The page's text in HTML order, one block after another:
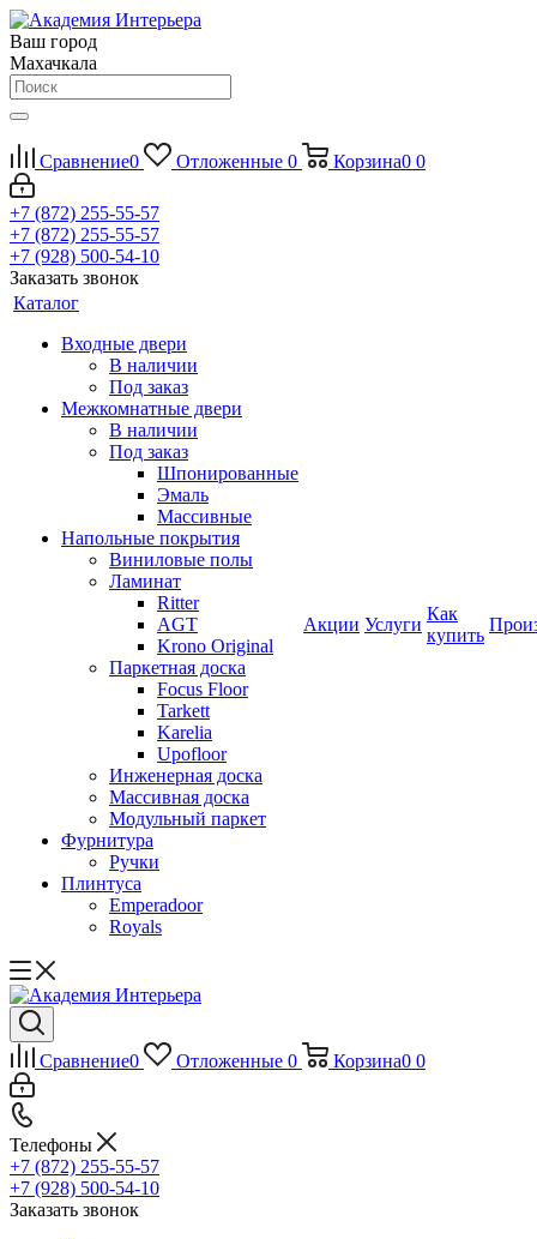
Ваш город
Махачкала
Сравнение0 Отложенные 0 Корзина0 0
+7 (872) 255-55-57
+7 (872) 255-55-57
+7 (928) 500-54-10
Заказать звонок
Каталог
Входные двери
В наличии
Под заказ
Межкомнатные двери
В наличии
Под заказ
Шпонированные
Эмаль
Массивные
Напольные покрытия
Виниловые полы
Ламинат
Ritter
AGT
Krono Original
Паркетная доска
Focus Floor
Tarkett
Karelia
Upofloor
Инженерная доска
Массивная доска
Модульный паркет
Фурнитура
Ручки
Плинтуса
Emperadoor
Royals
Акции Услуги
Как
купить
Сравнение0 Отложенные 0 Корзина0 0
Телефоны
+7 (872) 255-55-57
+7 (928) 500-54-10
Заказать звонок